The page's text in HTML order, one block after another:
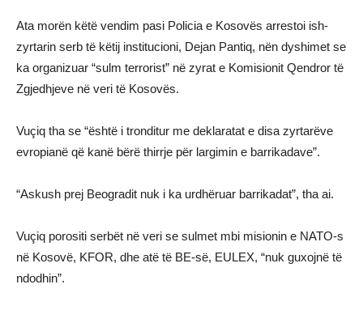
Ata morën këtë vendim pasi Policia e Kosovës arrestoi ish-
zyrtarin serb të këtij institucioni, Dejan Pantiq, nën dyshimet se
ka organizuar “sulm terrorist” në zyrat e Komisionit Qendror të
Zgjedhjeve në veri të Kosovës.
Vuçiq tha se “është i tronditur me deklaratat e disa zyrtarëve
evropianë që kanë bërë thirrje për largimin e barrikadave”.
“Askush prej Beogradit nuk i ka urdhëruar barrikadat”, tha ai.
Vuçiq porositi serbët në veri se sulmet mbi misionin e NATO-s
në Kosovë, KFOR, dhe atë të BE-së, EULEX, “nuk guxojnë të
ndodhin”.